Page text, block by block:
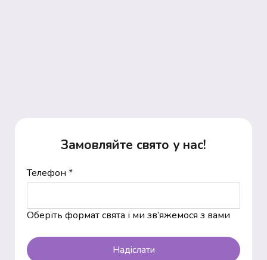
Замовляйте свято у нас!
Телефон *
Оберіть формат свята і ми зв’яжемося з вами
Надіслати